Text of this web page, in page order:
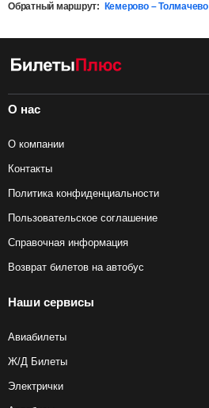
Обратный маршрут: Кемерово – Толмачево
О нас
О компании
Контакты
Политика конфиденциальности
Пользовательское соглашение
Справочная информация
Возврат билетов на автобус
Наши сервисы
Авиабилеты
Ж/Д Билеты
Электрички